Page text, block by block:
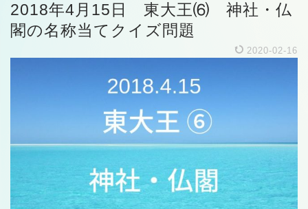
2018年4月15日 東大王⑹ 神社・仏
閣の名称当てクイズ問題
2020-02-16